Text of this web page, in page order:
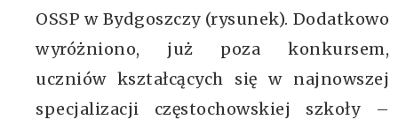
OSSP w Bydgoszczy (rysunek). Dodatkowo
wyróżniono, już poza konkursem,
uczniów kształcących się w najnowszej
specjalizacji częstochowskiej szkoły –